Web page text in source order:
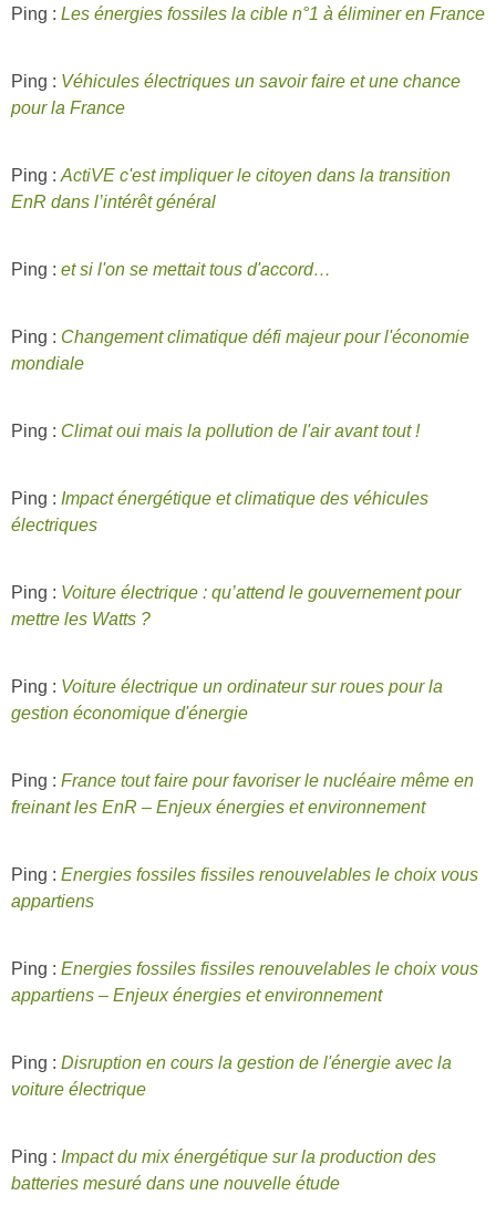
Ping : Les énergies fossiles la cible n°1 à éliminer en France
Ping : Véhicules électriques un savoir faire et une chance
pour la France
Ping : ActiVE c'est impliquer le citoyen dans la transition
EnR dans l’intérêt général
Ping : et si l'on se mettait tous d'accord…
Ping : Changement climatique défi majeur pour l'économie
mondiale
Ping : Climat oui mais la pollution de l'air avant tout !
Ping : Impact énergétique et climatique des véhicules
électriques
Ping : Voiture électrique : qu’attend le gouvernement pour
mettre les Watts ?
Ping : Voiture électrique un ordinateur sur roues pour la
gestion économique d'énergie
Ping : France tout faire pour favoriser le nucléaire même en
freinant les EnR – Enjeux énergies et environnement
Ping : Energies fossiles fissiles renouvelables le choix vous
appartiens
Ping : Energies fossiles fissiles renouvelables le choix vous
appartiens – Enjeux énergies et environnement
Ping : Disruption en cours la gestion de l'énergie avec la
voiture électrique
Ping : Impact du mix énergétique sur la production des
batteries mesuré dans une nouvelle étude